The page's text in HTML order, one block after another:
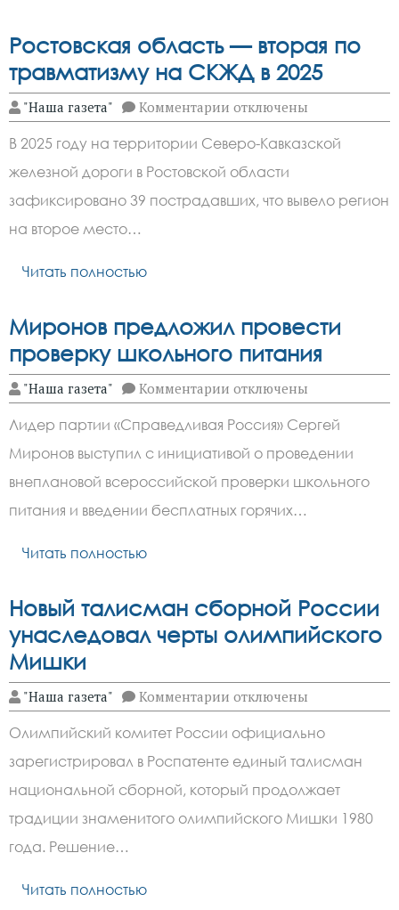
Ростовская область — вторая по
травматизму на СКЖД в 2025
"Наша газета" Комментарии к
записи
Ростовская
область
—
вторая
по
травматизму
отключены
В 2025 году на территории Северо-Кавказской
железной дороги в Ростовской области
зафиксировано 39 пострадавших, что вывело регион
на второе место…
Читать полностью
Миронов предложил провести
проверку школьного питания
"Наша газета" Комментарии к
записи
Миронов
предложил
провести
проверку
школьного
питания
отключены
Лидер партии «Справедливая Россия» Сергей
Миронов выступил с инициативой о проведении
внеплановой всероссийской проверки школьного
питания и введении бесплатных горячих…
Читать полностью
Новый талисман сборной России
унаследовал черты олимпийского
Мишки
"Наша газета" Комментарии к
записи
Новый
талисман
сборной
России
унаследовал
черты
олимпийского
отключены
Олимпийский комитет России официально
зарегистрировал в Роспатенте единый талисман
национальной сборной, который продолжает
традиции знаменитого олимпийского Мишки 1980
года. Решение…
Читать полностью